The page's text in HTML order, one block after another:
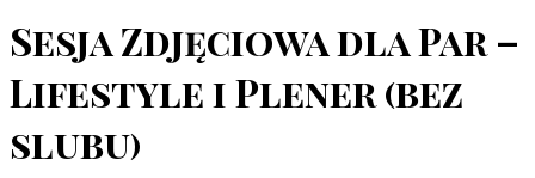
Sesja Zdjęciowa dla Par –
Lifestyle i Plener (bez
slubu)